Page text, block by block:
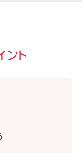
ント